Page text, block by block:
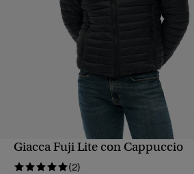
VISUALIZZAZIONE RAPIDA
Giacca Fuji Lite con Cappuccio
(2)